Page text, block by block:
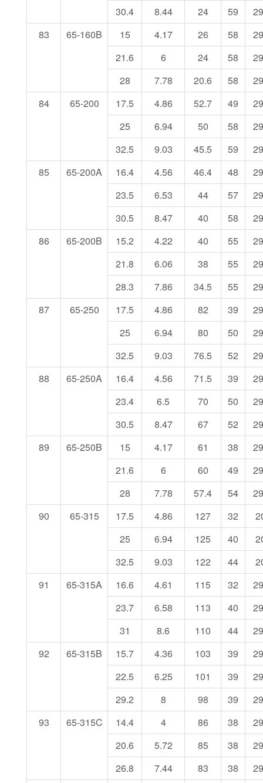
30.4
8.44 24 59
83
65-160B 15 4.17 26 58
21.6
6 24 58
28
7.78 20.6 58
84
65-200 17.5 4.86 52.7 49
25
6.94 50 58
32.5
9.03 45.5 59
85
65-200A 16.4 4.56 46.4 48
23.5
6.53 44 57
30.5
8.47 40 58
86
65-200B 15.2 4.22 40 55
21.8
6.06 38 55
28.3
7.86 34.5 55
87
65-250 17.5 4.86 82 39
25
6.94 80 50
32.5
9.03 76.5 52
88
65-250A 16.4 4.56 71.5 39
23.4
6.5 70 50
30.5
8.47 67 52
89
65-250B 15 4.17 61 38
21.6
6 60 49
28
7.78 57.4 54
90
65-315 17.5 4.86 127 32
25
6.94 125 40
32.5
9.03 122 44
91
65-315A 16.6 4.61 115 32
23.7
6.58 113 40
31
8.6 110 44
92
65-315B 15.7 4.36 103 39
22.5
6.25 101 39
29.2
8 98 39
93
65-315C 14.4 4 86 38
20.6
5.72 85 38
26.8
7.44 83 38